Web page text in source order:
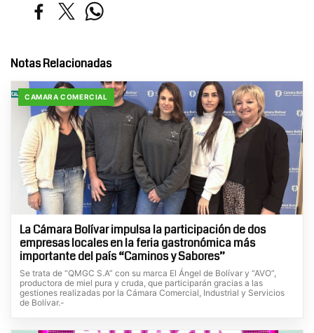
Notas Relacionadas
CAMARA COMERCIAL
La Cámara Bolívar impulsa la participación de dos
empresas locales en la feria gastronómica más
importante del país “Caminos y Sabores”
Se trata de “QMGC S.A” con su marca El Ángel de Bolívar y “AVO”,
productora de miel pura y cruda, que participarán gracias a las
gestiones realizadas por la Cámara Comercial, Industrial y Servicios
de Bolívar.-